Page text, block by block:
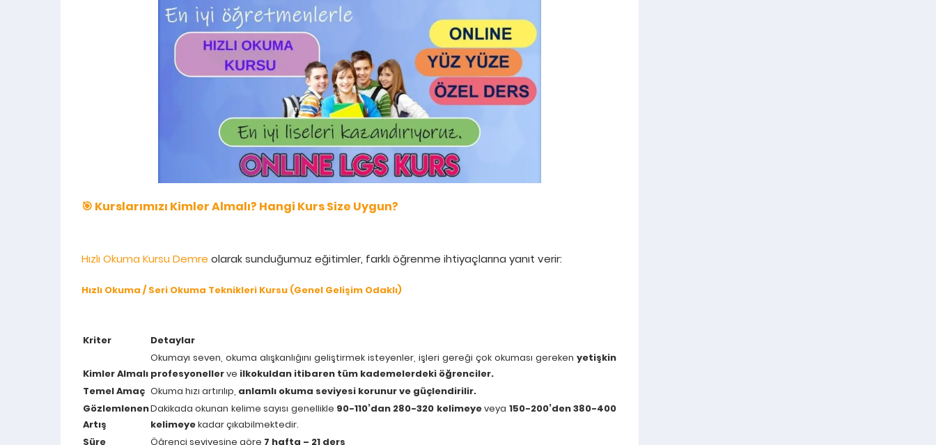
🎯 Kurslarımızı Kimler Almalı? Hangi Kurs Size Uygun?
Hızlı Okuma Kursu Demre olarak sunduğumuz eğitimler, farklı öğrenme ihtiyaçlarına yanıt verir:
Hızlı Okuma / Seri Okuma Teknikleri Kursu (Genel Gelişim Odaklı)
Kriter Detaylar
Kimler Almalı
Okumayı seven, okuma alışkanlığını geliştirmek isteyenler, işleri gereği çok okuması gereken yetişkin
profesyonellerve ilkokuldan itibaren tüm kademelerdeki öğrenciler.
Temel Amaç Okuma hızı artırılıp, anlamlı okuma seviyesi korunur ve güçlendirilir.
Gözlemlenen
Artış
Dakikada okunan kelime sayısı genellikle 90-110’dan 280-320 kelimeyeveya 150-200’den 380-400
kelimeyekadar çıkabilmektedir.
Süre
Öğrenci seviyesine göre 7 hafta – 21 ders